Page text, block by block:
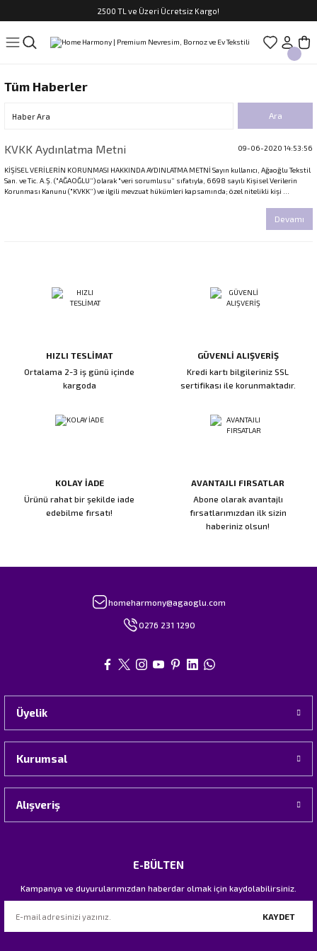
2500 TL ve Üzeri Ücretsiz Kargo!
Geri Dön
Takımları
Geri Dön
Geri Dön
Geri Dön
Geri Dön
Geri Dön
Geri Dön
Tüm Haberler
KVKK Aydınlatma Metni 09-06-2020 14:53:56
KİŞİSEL VERİLERİN KORUNMASI HAKKINDA AYDINLATMA METNİ Sayın kullanıcı, Ağaoğlu Tekstil
San. ve Tic. A.Ş. ("AĞAOĞLU”) olarak "veri sorumlusu” sıfatıyla, 6698 sayılı Kişisel Verilerin
Korunması Kanunu ("KVKK”) ve ilgili mevzuat hükümleri kapsamında; özel nitelikli kişi ...
Devamı
HIZLI TESLİMAT
Ortalama 2-3 iş günü içinde
kargoda
GÜVENLİ ALIŞVERİŞ
Kredi kartı bilgileriniz SSL
sertifikası ile korunmaktadır.
KOLAY İADE
Ürünü rahat bir şekilde iade
edebilme fırsatı!
AVANTAJLI FIRSATLAR
Abone olarak avantajlı
fırsatlarımızdan ilk sizin
haberiniz olsun!
homeharmony@agaoglu.com
0276 231 1290
Üyelik
Kurumsal
Alışveriş
E-BÜLTEN
Kampanya ve duyurularımızdan haberdar olmak için kaydolabilirsiniz.
KAYDET